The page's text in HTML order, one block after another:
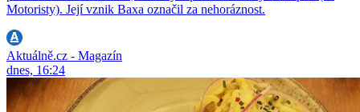
Motoristy). Její vznik Baxa označil za nehoráznost.
Aktuálně.cz - Magazín
dnes, 16:24